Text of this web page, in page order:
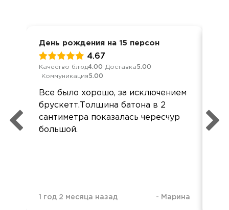
День рождения на 15 персон
4.67
Качество блюд4.00 Доставка5.00
Коммуникация5.00
Все было хорошо, за исключением
брускетт.Толщина батона в 2
сантиметра показалась чересчур
большой.
1 год 2 месяца назад - Марина